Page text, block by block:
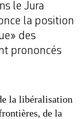
le Jura
la position
des
prononcés
la libéralisation
de la